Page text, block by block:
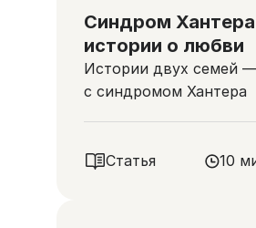
Синдром
истории о любви
Истории двух семей
с синдромом Хантера
Статья 10